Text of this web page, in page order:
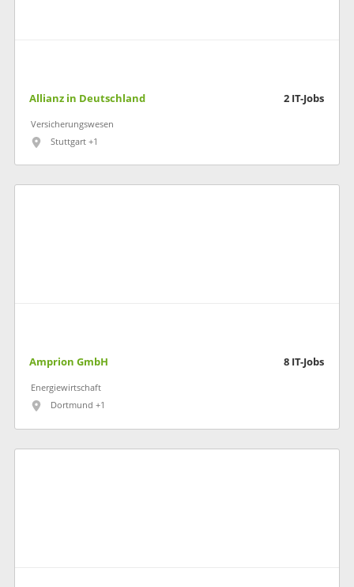
Allianz in Deutschland 2 IT-Jobs
Versicherungswesen
Stuttgart +1
Amprion GmbH 8 IT-Jobs
Energiewirtschaft
Dortmund +1